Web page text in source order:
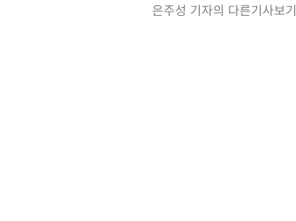
은주성 기자의 다른기사보기